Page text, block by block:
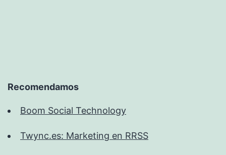
Recomendamos
Boom Social Technology
Twync.es: Marketing en RRSS